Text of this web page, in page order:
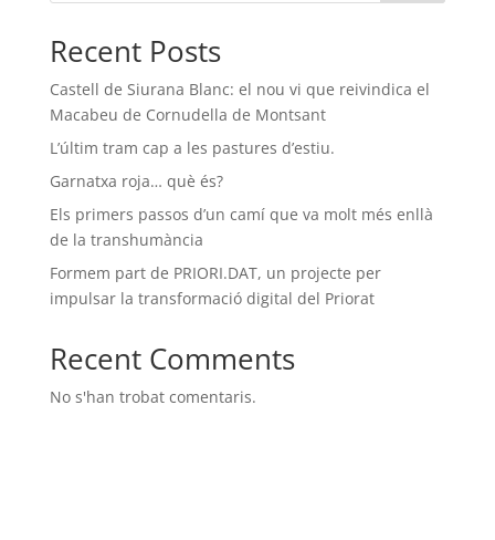
Recent Posts
Castell de Siurana Blanc: el nou vi que reivindica el
Macabeu de Cornudella de Montsant
L’últim tram cap a les pastures d’estiu.
Garnatxa roja… què és?
Els primers passos d’un camí que va molt més enllà
de la transhumància
Formem part de PRIORI.DAT, un projecte per
impulsar la transformació digital del Priorat
Recent Comments
No s'han trobat comentaris.